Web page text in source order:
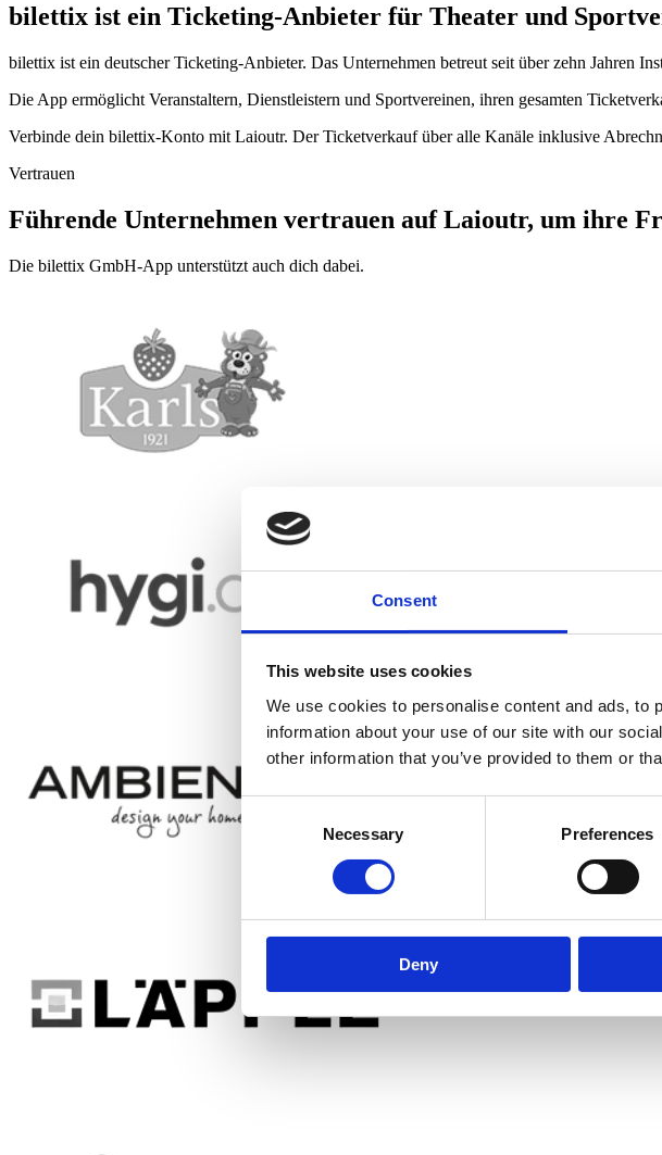
Consent
This website uses cookies
We use cookies to personalise content and ads, to
information about your use of our site with our
other information that you’ve provided to them or
Necessary Preferences
Deny
bilettix ist ein Ticketing-Anbieter für Theater und
bilettix ist ein deutscher Ticketing-Anbieter. Das Unternehmen betreut seit über zehn Jahren
Die App ermöglicht Veranstaltern, Dienstleistern und Sportvereinen, ihren gesamten
Verbinde dein bilettix-Konto mit Laioutr. Der Ticketverkauf über alle Kanäle inklusive
Vertrauen
Führende Unternehmen vertrauen auf Laioutr, um ihre
Die bilettix GmbH-App unterstützt auch dich dabei.